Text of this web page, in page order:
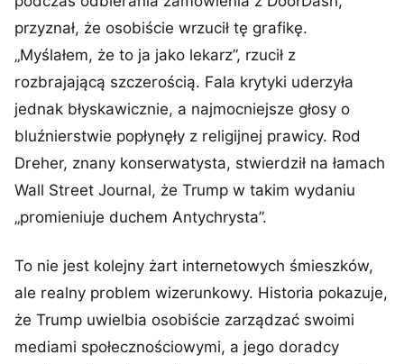
przyznał, że osobiście wrzucił tę grafikę.
„Myślałem, że to ja jako lekarz”, rzucił z
rozbrajającą szczerością. Fala krytyki uderzyła
jednak błyskawicznie, a najmocniejsze głosy o
bluźnierstwie popłynęły z religijnej prawicy. Rod
Dreher, znany konserwatysta, stwierdził na łamach
Wall Street Journal, że Trump w takim wydaniu
„promieniuje duchem Antychrysta”.
To nie jest kolejny żart internetowych śmieszków,
ale realny problem wizerunkowy. Historia pokazuje,
że Trump uwielbia osobiście zarządzać swoimi
mediami społecznościowymi, a jego doradcy